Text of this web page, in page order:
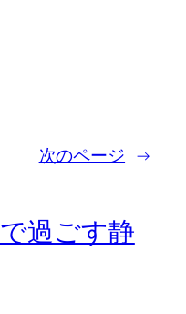
次のページ →
過ごす静